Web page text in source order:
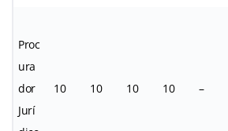
Proc
ura
dor
Jurí
10 10 10 10 –